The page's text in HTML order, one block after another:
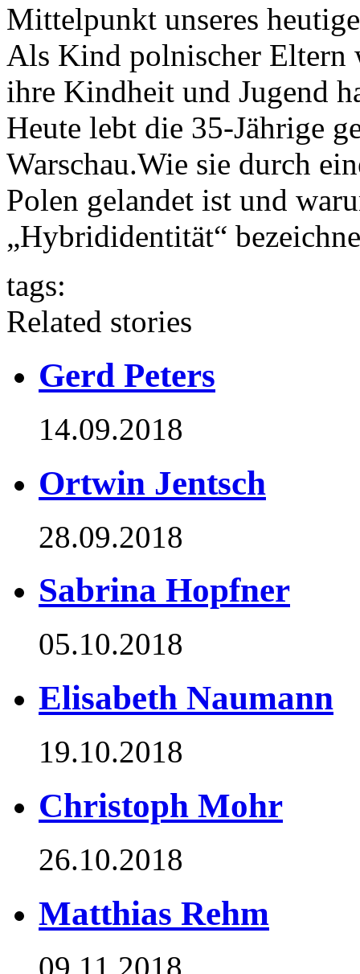
Mittelpunkt unseres
Als Kind polnischer Eltern
ihre Kindheit und Jugend
Heute lebt die 35-Jährige
Warschau.Wie sie durch
Polen gelandet ist und
„Hybrididentität“
tags:
Related stories
Gerd Peters
14.09.2018
Ortwin Jentsch
28.09.2018
Sabrina Hopfner
05.10.2018
Elisabeth Naumann
19.10.2018
Christoph Mohr
26.10.2018
Matthias Rehm
09.11.2018